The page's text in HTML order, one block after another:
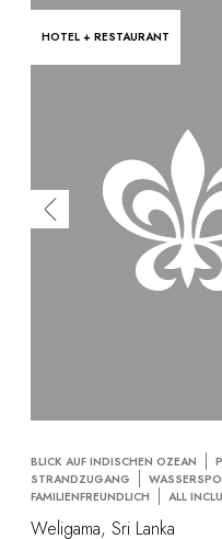
HOTEL + RESTAURANT
BLICK AUF INDISCHEN OZEAN
STRANDZUGANG
FAMILIENFREUNDLICH
ALL
Weligama, Sri Lanka